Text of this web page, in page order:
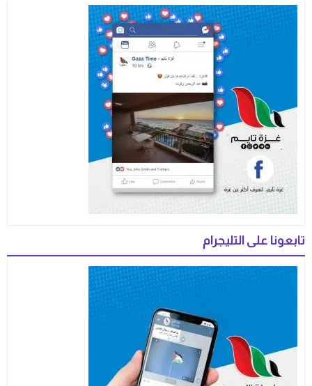
تابعونا على التليجرام